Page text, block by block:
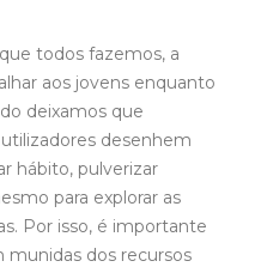
todos fazemos, a
aos jovens enquanto
deixamos que
desenhem
hábito, pulverizar
para explorar as
Por isso, é importante
munidas dos recursos